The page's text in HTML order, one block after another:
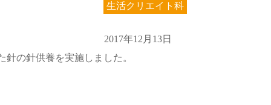
生活クリエイト科
2017年12月13日
の針供養を実施しました。